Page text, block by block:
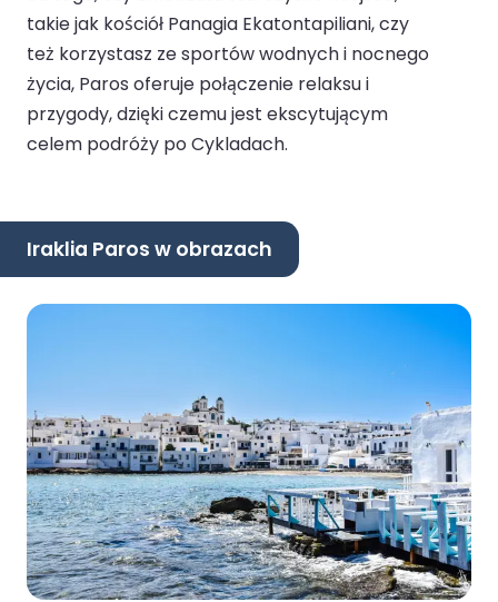
takie jak kościół Panagia Ekatontapiliani, czy
też korzystasz ze sportów wodnych i nocnego
życia, Paros oferuje połączenie relaksu i
przygody, dzięki czemu jest ekscytującym
celem podróży po Cykladach.
Iraklia Paros w obrazach